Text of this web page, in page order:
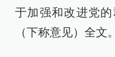
于加强和改进党的
（下称意见）全文。